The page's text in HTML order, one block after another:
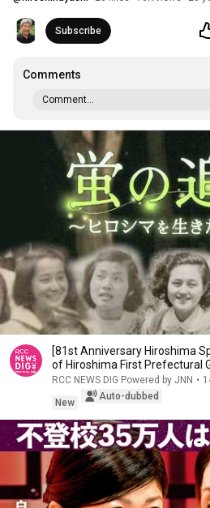
Subscribe
Comments
Comment...
[81st Anniversary Hiroshima
of Hiroshima First Prefectural
RCC NEWS DIG Powered by JNN •
New
Auto-dubbed